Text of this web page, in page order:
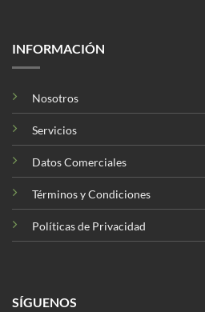
INFORMACIÓN
Nosotros
Servicios
Datos Comerciales
Términos y Condiciones
Políticas de Privacidad
SÍGUENOS